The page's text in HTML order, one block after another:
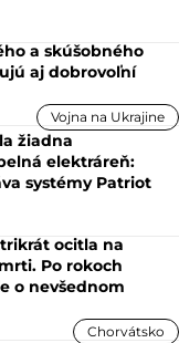
a skúšobného
aj dobrovoľní
Vojna na Ukrajine
žiadna
elektráreň:
systémy Patriot
ocitla na
Po rokoch
o nevšednom
Chorvátsko